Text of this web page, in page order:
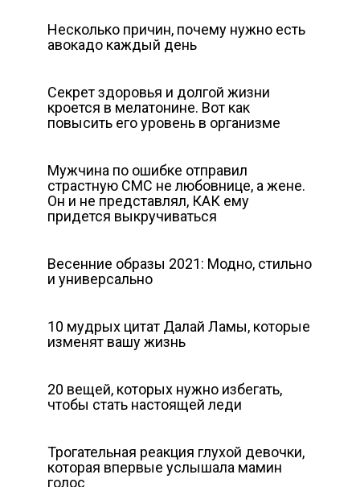
Несколько причин, почему нужно есть
авокадо каждый день
Секрет здоровья и долгой жизни
кроется в мелатонине. Вот как
повысить его уровень в организме
Мужчина по ошибке отправил
страстную СМС не любовнице, а жене.
Он и не представлял, КАК ему
придется выкручиваться
Весенние образы 2021: Модно, стильно
и универсально
10 мудрых цитат Далай Ламы, которые
изменят вашу жизнь
20 вещей, которых нужно избегать,
чтобы стать настоящей леди
Трогательная реакция глухой девочки,
которая впервые услышала мамин
голос